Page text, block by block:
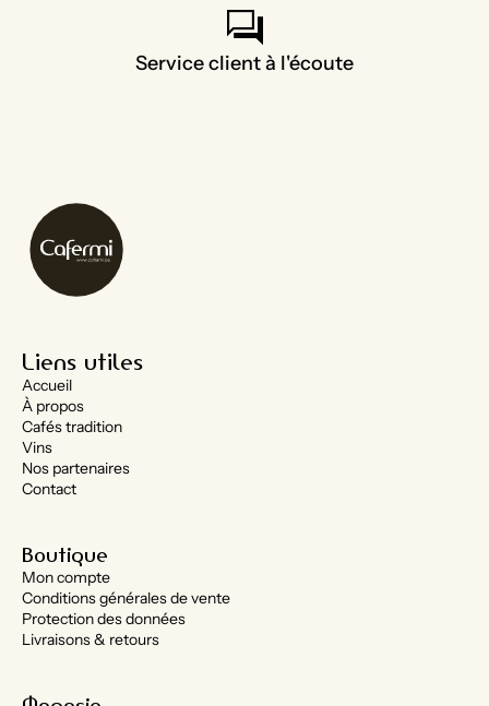
forum
Service client à l'écoute
Liens utiles
Accueil
À propos
Cafés tradition
Vins
Nos partenaires
Contact
Boutique
Mon compte
Conditions générales de vente
Protection des données
Livraisons & retours